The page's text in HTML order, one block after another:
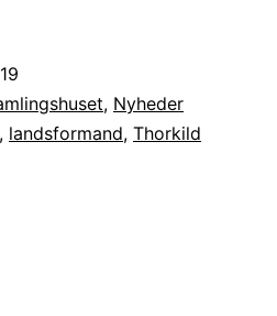
, Nyheder
, landsformand, Thorkild